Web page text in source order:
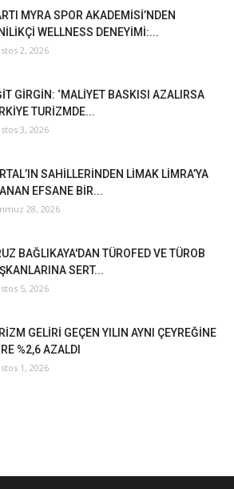
MYRA SPOR AKADEMİSİ’NDEN
WELLNESS DENEYİMİ:...
2, 2026
GİRGİN: ‘MALİYET BASKISI AZALIRSA
TURİZMDE...
3, 2026
SAHİLLERİNDEN LİMAK LİMRA’YA
EFSANE BİR...
28, 2026
BAĞLIKAYA'DAN TÜROFED VE TÜROB
SERT...
5, 2026
GELİRİ GEÇEN YILIN AYNI ÇEYREĞİNE
%2,6 AZALDI
1, 2026